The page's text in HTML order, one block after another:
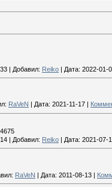
| Добавил: Reiko | Дата: 2022-01-
RaVeN Дата: 2021-11-17
| Добавил: Reiko | Дата: 2021-07-
RaVeN | Дата: 2011-08-13 |